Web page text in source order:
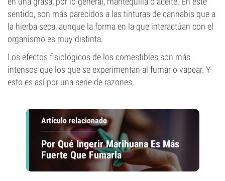
sentido, son más parecidos a las tinturas de cannabis que a
la hierba seca, aunque la forma en la que interactúan con el
organismo es muy distinta.
Los efectos fisiológicos de los comestibles son más
intensos que los que se experimentan al fumar o vapear. Y
esto es así por una serie de razones.
Artículo relacionado
Por Qué Ingerir Marihuana Es Más
Fuerte Que Fumarla